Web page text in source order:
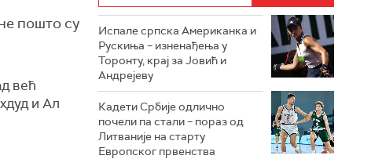
пошто су
већ
и Ал
Испале српска Американка и
Рускиња – изненађења у
Торонту, крај за Јовић и
Андрејеву
Кадети Србије одлично
почели па стали – пораз од
Литваније на старту
Европског првенства